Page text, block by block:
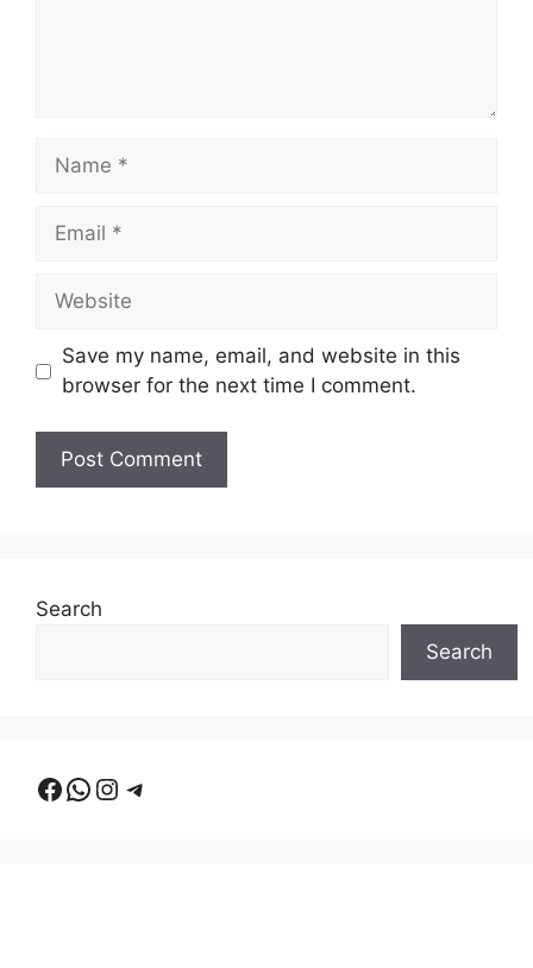
Name
Email
Website
Save my name, email, and website in this
browser for the next time I comment.
Search
Search
Facebook
WhatsApp
Instagram
Telegram